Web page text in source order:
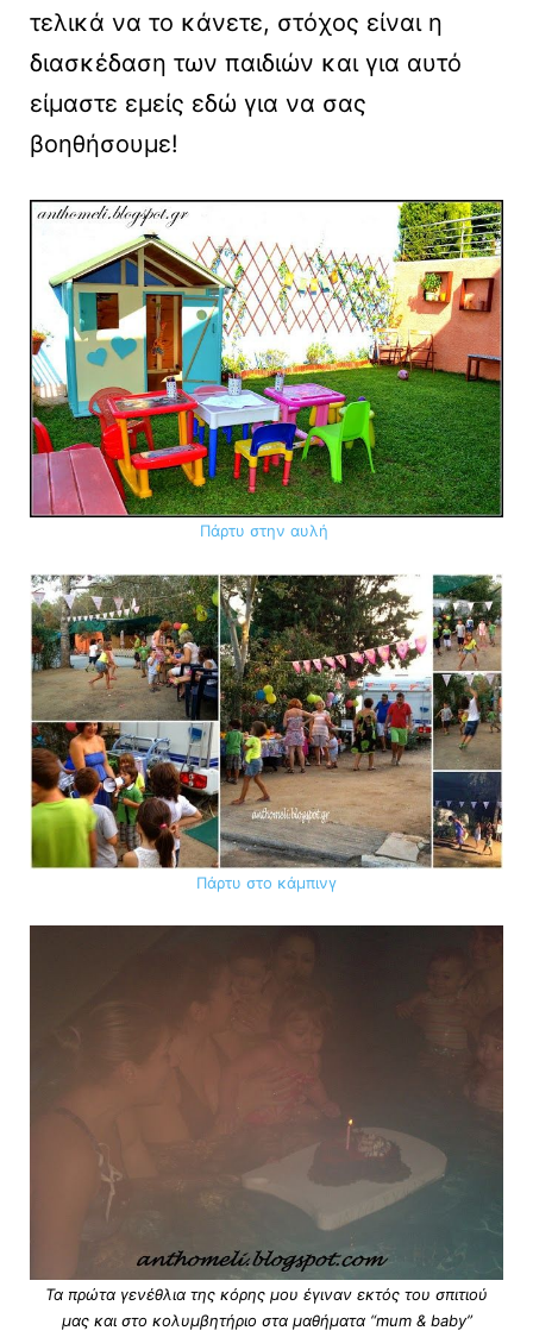
τελικά να το κάνετε, στόχος είναι η
διασκέδαση των παιδιών και για αυτό
είμαστε εμείς εδώ για να σας
βοηθήσουμε!
Πάρτυ στην αυλή
Πάρτυ στο κάμπινγ
Τα πρώτα γενέθλια της κόρης μου έγιναν εκτός του σπιτιού
μας και στο κολυμβητήριο στα μαθήματα “mum & baby”